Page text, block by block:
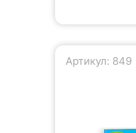
Артикул: 849